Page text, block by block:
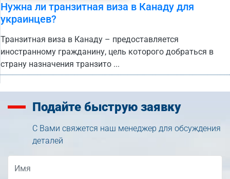
Нужна ли транзитная виза в Канаду для
украинцев?
Транзитная виза в Канаду – предоставляется
иностранному гражданину, цель которого добраться в
страну назначения транзито ...
Подайте быструю заявку
С Вами свяжется наш менеджер для обсуждения
деталей